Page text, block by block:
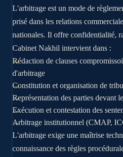
L'arbitrage est un mode de
prisé dans les relations
nationales. Il offre confidentialité,
Cabinet Nakhil intervient dans :
Rédaction de clauses
d'arbitrage
Constitution et organisation de
Représentation des parties devant
Exécution et contestation des
Arbitrage institutionnel (CMAP,
L'arbitrage exige une maîtrise
connaissance des règles